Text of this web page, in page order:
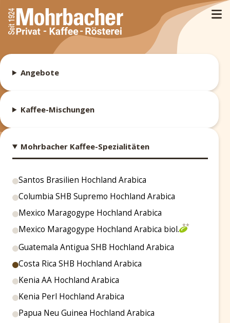
Angebote
Kaffee-Mischungen
Mohrbacher Kaffee-Spezialitäten
Santos Brasilien Hochland Arabica
Columbia SHB Supremo Hochland Arabica
Mexico Maragogype Hochland Arabica
Mexico Maragogype Hochland Arabica biol.
Guatemala Antigua SHB Hochland Arabica
Costa Rica SHB Hochland Arabica
Kenia AA Hochland Arabica
Kenia Perl Hochland Arabica
Papua Neu Guinea Hochland Arabica